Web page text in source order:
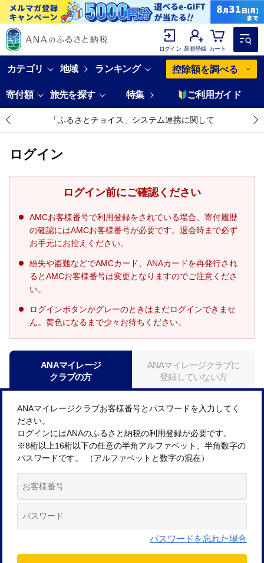
ログイン 新規登録 カート
カテゴリ 地域 ランキング 控除額を調べる
寄付額 旅先を探す 特集 ご利用ガイド
「ふるさとチョイス」システム連携に関して
ログイン
ログイン前にご確認ください
AMCお客様番号で利用登録をされている場合、寄付履歴
の確認にはAMCお客様番号が必要です。退会時まで必ず
お手元にお控えください。
紛失や盗難などでAMCカード、ANAカードを再発行され
るとAMCお客様番号は変更となりますのでご注意くださ
い。
ログインボタンがグレーのときはまだログインできませ
ん。黄色になるまで少々お待ちください。
ANAマイレージ
クラブの方
ANAマイレージクラブに
登録していない方
ANAマイレージクラブお客様番号とパスワードを入力してく
ださい。
ログインにはANAのふるさと納税の利用登録が必要です。
※8桁以上16桁以下の任意の半角アルファベット、半角数字の
パスワードです。 （アルファベットと数字の混在）
パスワードを忘れた場合